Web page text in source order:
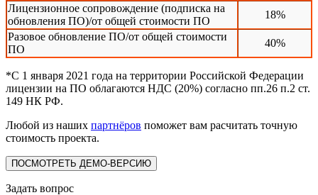
Лицензионное сопровождение (подписка на
обновления ПО)/от общей стоимости ПО
18%
Разовое обновление ПО/от общей стоимости
ПО
40%
*С 1 января 2021 года на территории Российской Федерации
лицензии на ПО облагаются НДС (20%) согласно пп.26 п.2 ст.
149 НК РФ.
Любой из наших партнёров поможет вам расчитать точную
стоимость проекта.
ПОСМОТРЕТЬ ДЕМО-ВЕРСИЮ
Задать вопрос